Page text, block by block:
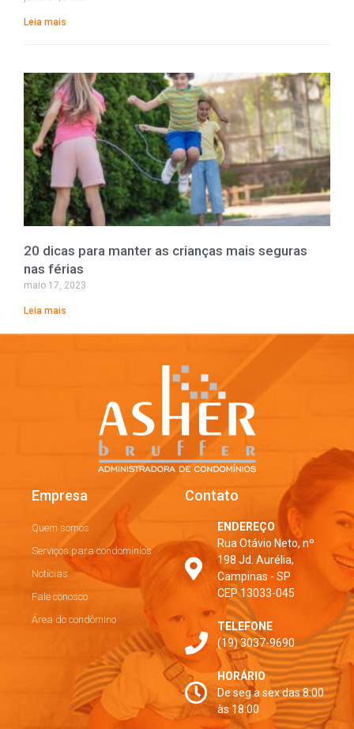
Leia mais
20 dicas para manter as crianças mais seguras
nas férias
maio 17, 2023
Leia mais
Empresa
Quem somos
Serviços para condomínios
Notícias
Fale conosco
Área do condômino
Contato
ENDEREÇO
Rua Otávio Neto, nº
198 Jd. Aurélia,
Campinas - SP
CEP 13033-045
TELEFONE
(19) 3037-9690
HORÁRIO
De seg a sex das 8:00
às 18:00